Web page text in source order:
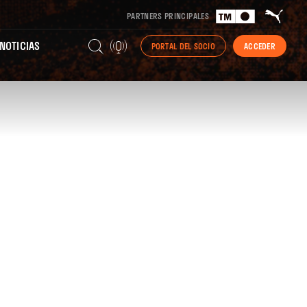
PARTNERS PRINCIPALES
NOTICIAS PORTAL DEL SOCIO ACCEDER